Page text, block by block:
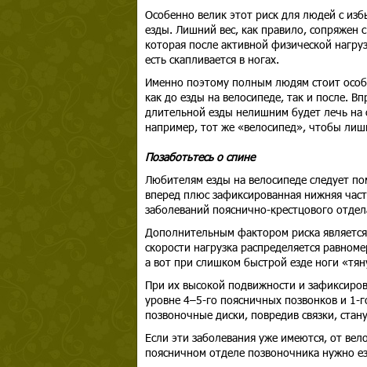
Особенно велик этот риск для людей с
езды. Лишний вес, как правило,
которая после активной физической
есть скапливается в ногах.
Именно поэтому полным людям стоит
как до езды на велосипеде, так и после.
длительной езды нелишним будет лечь на
например, тот же «велосипед», чтобы
Позаботьтесь о спине
Любителям езды на велосипеде следует
вперед плюс зафиксированная нижняя
заболеваний пояснично-крестцового
Дополнительным фактором риска
скорости нагрузка распределяется
а вот при слишком быстрой езде ноги
При их высокой подвижности и
уровне 4–5-го поясничных позвонков и 1-
позвоночные диски, повредив связки,
Если эти заболевания уже имеются, от
поясничном отделе позвоночника нужно